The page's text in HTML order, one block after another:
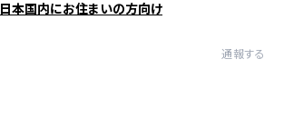
日本国内にお住まいの方向け
通報する